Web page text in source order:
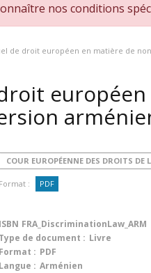
nos conditions
de droit européen en matière de
COUR EUROPÉENNE DES DROITS DE
Format : PDF
ISBN FRA_DiscriminationLaw_ARM
Type de document : Livre
Format : PDF
Langue : Arménien